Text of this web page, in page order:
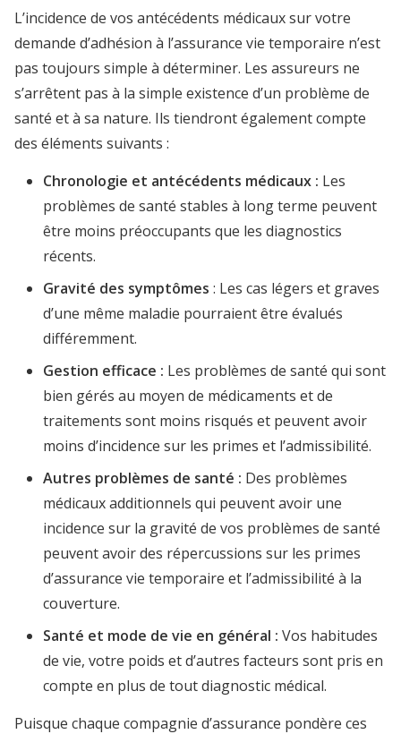
L’incidence de vos antécédents médicaux sur votre
demande d’adhésion à l’assurance vie temporaire n’est
pas toujours simple à déterminer. Les assureurs ne
s’arrêtent pas à la simple existence d’un problème de
santé et à sa nature. Ils tiendront également compte
des éléments suivants :
Chronologie et antécédents médicaux : Les
problèmes de santé stables à long terme peuvent
être moins préoccupants que les diagnostics
récents.
Gravité des symptômes : Les cas légers et graves
d’une même maladie pourraient être évalués
différemment.
Gestion efficace : Les problèmes de santé qui sont
bien gérés au moyen de médicaments et de
traitements sont moins risqués et peuvent avoir
moins d’incidence sur les primes et l’admissibilité.
Autres problèmes de santé : Des problèmes
médicaux additionnels qui peuvent avoir une
incidence sur la gravité de vos problèmes de santé
peuvent avoir des répercussions sur les primes
d’assurance vie temporaire et l’admissibilité à la
couverture.
Santé et mode de vie en général : Vos habitudes
de vie, votre poids et d’autres facteurs sont pris en
compte en plus de tout diagnostic médical.
Puisque chaque compagnie d’assurance pondère ces